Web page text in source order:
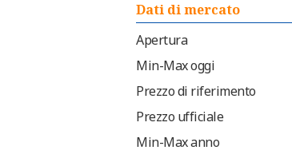
Dati di mercato
Apertura
Min-Max oggi
Prezzo di riferimento
Prezzo ufficiale
Min-Max anno